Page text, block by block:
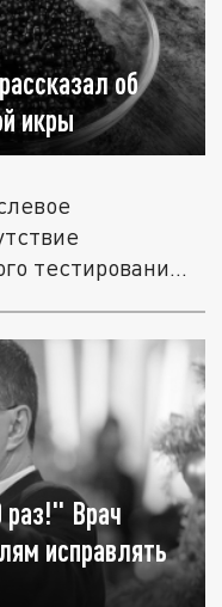
об
икры
тестирования
раз!" Врач
исправлять